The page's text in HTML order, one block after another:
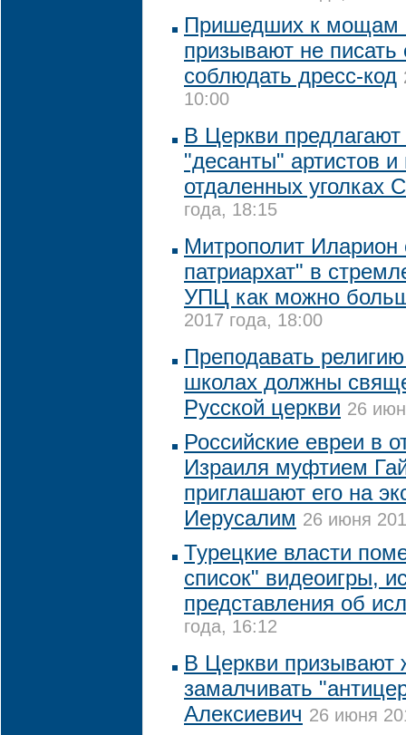
Пришедших к мощам
призывают не
соблюдать дресс-код
10:00
В Церкви
"десанты" артистов и
отдаленных уголках
года, 18:15
Митрополит Иларион
патриархат" в
УПЦ как можно
2017 года, 18:00
Преподавать
школах должны
Русской церкви 26
Российские евреи в
Израиля муфтием
приглашают его на
Иерусалим 26 июня
Турецкие власти
список" видеоигры,
представления об
года, 16:12
В Церкви призывают
замалчивать
Алексиевич 26 июня